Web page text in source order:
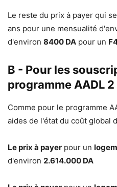
Le reste du prix à payer qui
ans pour une mensualité
d'environ 8400 DA pour un
B - Pour les
programme AADL
Comme pour le programme
aides de l'état du coût global
Le prix à payer pour un
d'environ 2.614.000 DA